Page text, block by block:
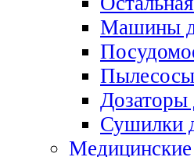
Машины
Пылесосы
Дозаторы
Сушилки